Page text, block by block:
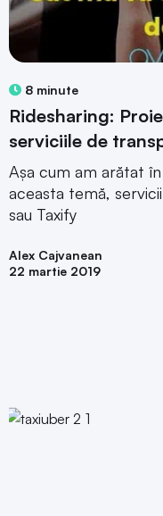
8 minute
Ridesharing:
serviciile de
Așa cum am arătat
aceasta temă,
sau Taxify
Alex Cajvanean
22 martie 2019